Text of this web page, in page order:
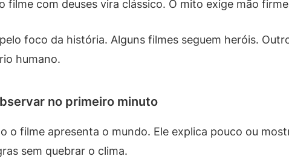
filme com deuses vira clássico. O mito exige mão
foco da história. Alguns filmes seguem heróis.
humano.
no primeiro minuto
o filme apresenta o mundo. Ele explica pouco ou
sem quebrar o clima.